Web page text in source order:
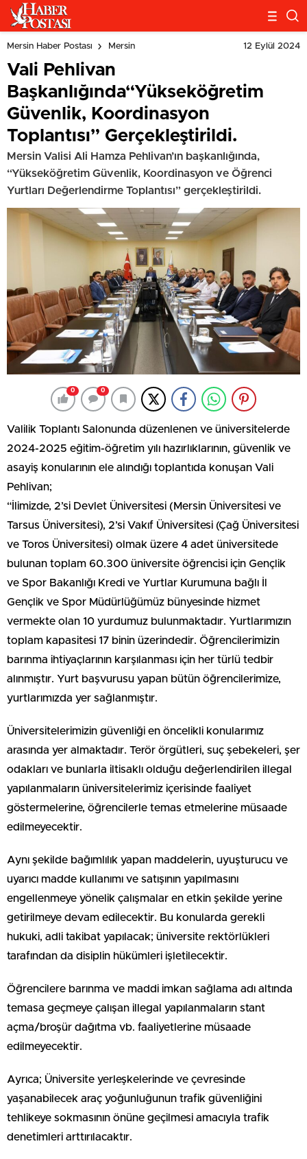
Mersin Haber Postası Mersin 12 Eylül 2024
Vali Pehlivan
Başkanlığında“Yükseköğretim
Güvenlik, Koordinasyon
Toplantısı” Gerçekleştirildi.
Mersin Valisi Ali Hamza Pehlivan’ın başkanlığında,
“Yükseköğretim Güvenlik, Koordinasyon ve Öğrenci
Yurtları Değerlendirme Toplantısı” gerçekleştirildi.
0 0
Valilik Toplantı Salonunda düzenlenen ve üniversitelerde
2024-2025 eğitim-öğretim yılı hazırlıklarının, güvenlik ve
asayiş konularının ele alındığı toplantıda konuşan Vali
Pehlivan;
“İlimizde, 2’si Devlet Üniversitesi (Mersin Üniversitesi ve
Tarsus Üniversitesi), 2’si Vakıf Üniversitesi (Çağ Üniversitesi
ve Toros Üniversitesi) olmak üzere 4 adet üniversitede
bulunan toplam 60.300 üniversite öğrencisi için Gençlik
ve Spor Bakanlığı Kredi ve Yurtlar Kurumuna bağlı İl
Gençlik ve Spor Müdürlüğümüz bünyesinde hizmet
vermekte olan 10 yurdumuz bulunmaktadır. Yurtlarımızın
toplam kapasitesi 17 binin üzerindedir. Öğrencilerimizin
barınma ihtiyaçlarının karşılanması için her türlü tedbir
alınmıştır. Yurt başvurusu yapan bütün öğrencilerimize,
yurtlarımızda yer sağlanmıştır.
Üniversitelerimizin güvenliği en öncelikli konularımız
arasında yer almaktadır. Terör örgütleri, suç şebekeleri, şer
odakları ve bunlarla iltisaklı olduğu değerlendirilen illegal
yapılanmaların üniversitelerimiz içerisinde faaliyet
göstermelerine, öğrencilerle temas etmelerine müsaade
edilmeyecektir.
Aynı şekilde bağımlılık yapan maddelerin, uyuşturucu ve
uyarıcı madde kullanımı ve satışının yapılmasını
engellenmeye yönelik çalışmalar en etkin şekilde yerine
getirilmeye devam edilecektir. Bu konularda gerekli
hukuki, adli takibat yapılacak; üniversite rektörlükleri
tarafından da disiplin hükümleri işletilecektir.
Öğrencilere barınma ve maddi imkan sağlama adı altında
temasa geçmeye çalışan illegal yapılanmaların stant
açma/broşür dağıtma vb. faaliyetlerine müsaade
edilmeyecektir.
Ayrıca; Üniversite yerleşkelerinde ve çevresinde
yaşanabilecek araç yoğunluğunun trafik güvenliğini
tehlikeye sokmasının önüne geçilmesi amacıyla trafik
denetimleri arttırılacaktır.